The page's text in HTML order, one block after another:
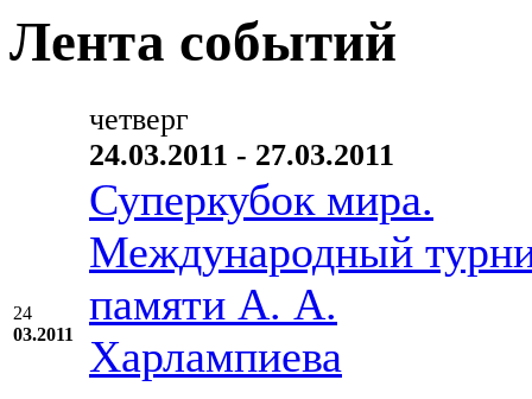
Лента событий
24
03.2011
четверг
24.03.2011 - 27.03.2011
Суперкубок мира.
Международный
памяти А. А.
Харлампиева